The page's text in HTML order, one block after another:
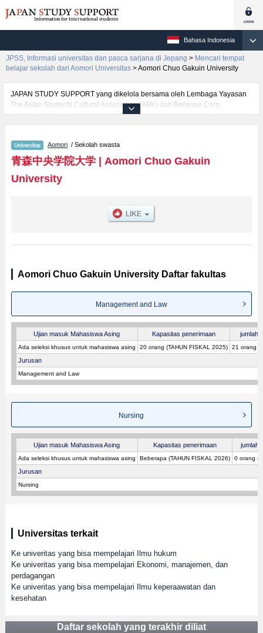
Bahasa Indonesia
JPSS, Informasi universitas dan pasca sarjana di Jepang > Mencari tempat
belajar sekolah dari Aomori Universitas >Aomori Chuo Gakuin University
JAPAN STUDY SUPPORT yang dikelola bersama oleh Lembaga Yayasan
The Asian Students Cultural Association (ABK) dan Benesse Corp.
menyediakan informasi sekitar 1300 universitas, pascasarjana, universitas
mencakup informasi per fakultas seperti Fakultas Management and
LawatauFakultas Nursing, serta berbagai informasi yang berguna bagi
mahasiswa(i) mancanegara seperti kuota untuk jumlah pendaftar dan
jumlah kelulusan ujian masuk mahasiswa(i) mancanegara, informasi
Aomori / Sekolah swasta
青森中央学院大学| Aomori Chuo Gakuin
University
Aomori Chuo Gakuin University Daftar fakultas
Management and Law
Ujian masuk Mahasiswa Asing Kapasitas penerimaan jumlah
Ada seleksi khusus untuk mahasiswa asing 20 orang (TAHUN FISKAL 2025) 21 orang
Jurusan
Management and Law
Nursing
Ujian masuk Mahasiswa Asing Kapasitas penerimaan jumlah
Ada seleksi khusus untuk mahasiswa asing Beberapa (TAHUN FISKAL 2026) 0 orang
Jurusan
Nursing
Universitas terkait
Ke univeritas yang bisa mempelajari Ilmu hukum
Ke univeritas yang bisa mempelajari Ekonomi, manajemen, dan
perdagangan
Ke univeritas yang bisa mempelajari Ilmu keperaawatan dan
kesehatan
Daftar sekolah yang terakhir diliat